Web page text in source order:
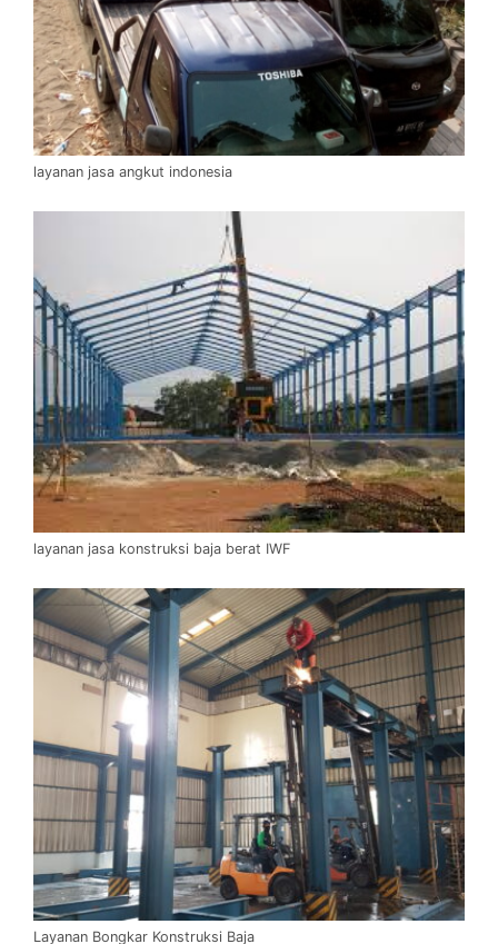
layanan jasa angkut indonesia
layanan jasa konstruksi baja berat IWF
Layanan Bongkar Konstruksi Baja